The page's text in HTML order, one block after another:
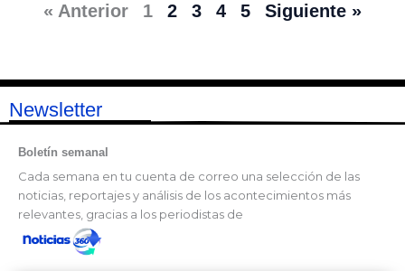
« Anterior 1 2 3 4 5 Siguiente »
Newsletter
Boletín semanal
Cada semana en tu cuenta de correo una selección de las
noticias, reportajes y análisis de los acontecimientos más
relevantes, gracias a los periodistas de